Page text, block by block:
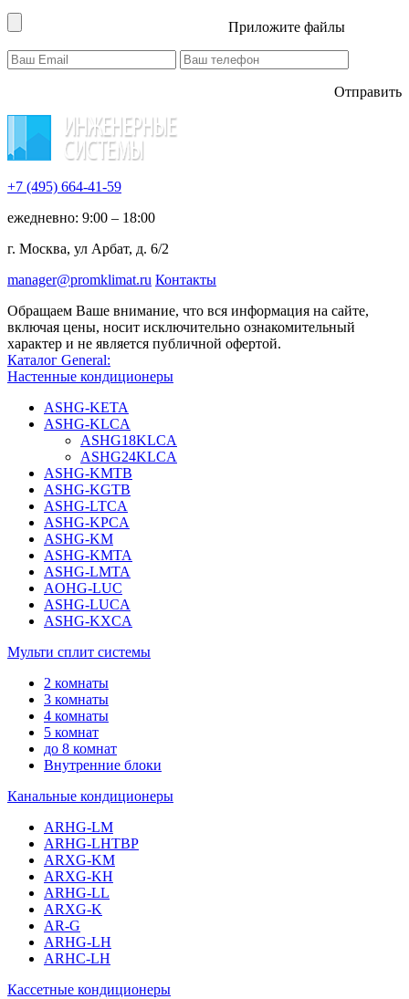
Приложите файлы
Отправить
+7 (495) 664-41-59
ежедневно: 9:00 – 18:00
г. Москва, ул Арбат, д. 6/2
manager@promklimat.ru Контакты
Обращаем Ваше внимание, что вся информация на сайте,
включая цены, носит исключительно ознакомительный
характер и не является публичной офертой.
Каталог General:
Настенные кондиционеры
ASHG-KETA
ASHG-KLCA
ASHG18KLCA
ASHG24KLCA
ASHG-KMTB
ASHG-KGTB
ASHG-LTCA
ASHG-KPCA
ASHG-KM
ASHG-KMTA
ASHG-LMTA
AOHG-LUC
ASHG-LUCA
ASHG-KXCA
Мульти сплит системы
2 комнаты
3 комнаты
4 комнаты
5 комнат
до 8 комнат
Внутренние блоки
Канальные кондиционеры
ARHG-LM
ARHG-LHTBP
ARXG-KM
ARXG-KH
ARHG-LL
ARXG-K
AR-G
ARHG-LH
ARHC-LH
Кассетные кондиционеры